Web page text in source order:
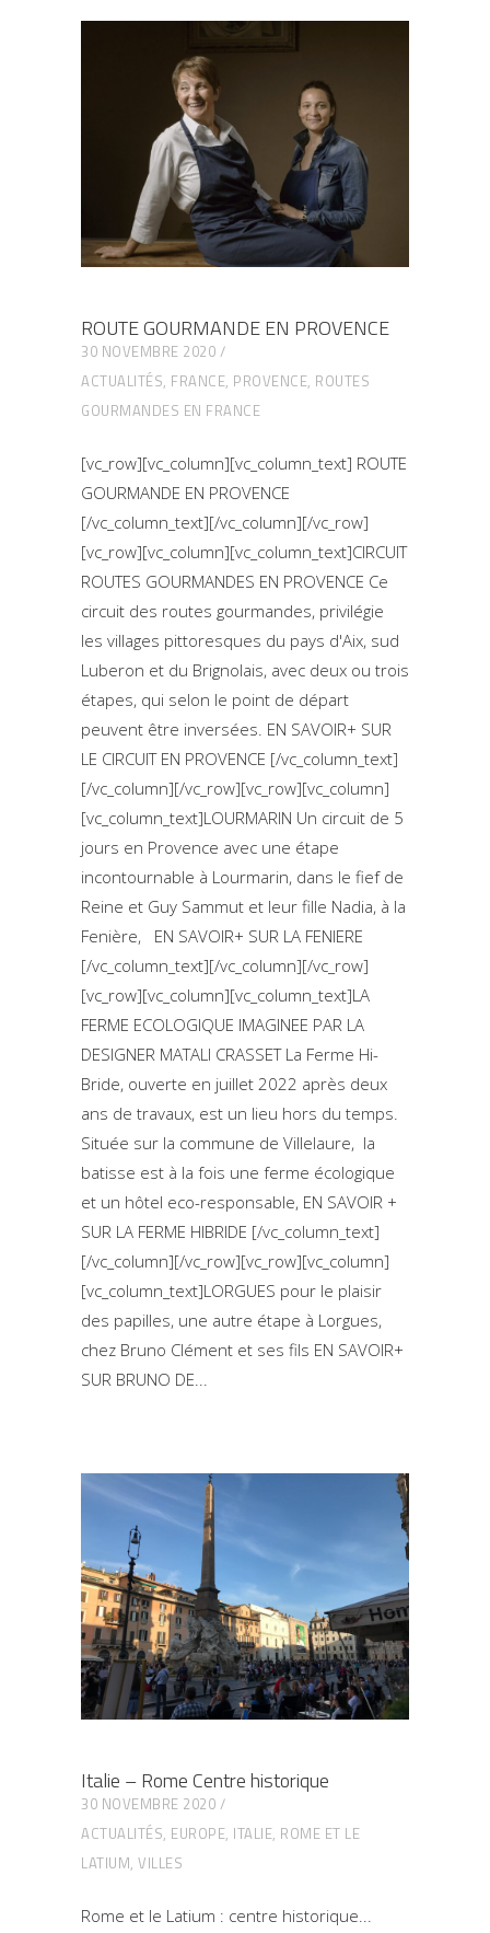
ROUTE GOURMANDE EN PROVENCE
30 NOVEMBRE 2020
ACTUALITÉS, FRANCE, PROVENCE, ROUTES
GOURMANDES EN FRANCE
[vc_row][vc_column][vc_column_text] ROUTE
GOURMANDE EN PROVENCE
[/vc_column_text][/vc_column][/vc_row]
[vc_row][vc_column][vc_column_text]CIRCUIT
ROUTES GOURMANDES EN PROVENCE Ce
circuit des routes gourmandes, privilégie
les villages pittoresques du pays d'Aix, sud
Luberon et du Brignolais, avec deux ou trois
étapes, qui selon le point de départ
peuvent être inversées. EN SAVOIR+ SUR
LE CIRCUIT EN PROVENCE [/vc_column_text]
[/vc_column][/vc_row][vc_row][vc_column]
[vc_column_text]LOURMARIN Un circuit de 5
jours en Provence avec une étape
incontournable à Lourmarin, dans le fief de
Reine et Guy Sammut et leur fille Nadia, à la
Fenière, EN SAVOIR+ SUR LA FENIERE
[/vc_column_text][/vc_column][/vc_row]
[vc_row][vc_column][vc_column_text]LA
FERME ECOLOGIQUE IMAGINEE PAR LA
DESIGNER MATALI CRASSET La Ferme Hi-
Bride, ouverte en juillet 2022 après deux
ans de travaux, est un lieu hors du temps.
Située sur la commune de Villelaure, la
batisse est à la fois une ferme écologique
et un hôtel eco-responsable, EN SAVOIR +
SUR LA FERME HIBRIDE [/vc_column_text]
[/vc_column][/vc_row][vc_row][vc_column]
[vc_column_text]LORGUES pour le plaisir
des papilles, une autre étape à Lorgues,
chez Bruno Clément et ses fils EN SAVOIR+
SUR BRUNO DE
Italie – Rome Centre historique
30 NOVEMBRE 2020
ACTUALITÉS, EUROPE, ITALIE, ROME ET LE
LATIUM, VILLES
Rome et le Latium : centre historique